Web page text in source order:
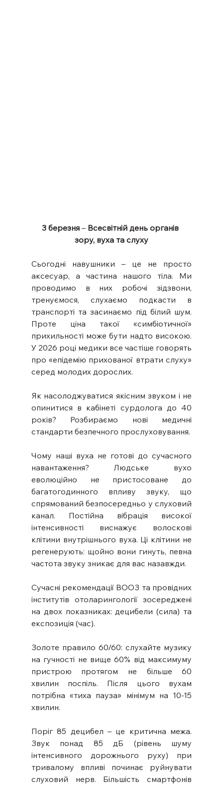
3 березня – Всесвітній день органів
зору, вуха та слуху
Сьогодні навушники – це не просто
аксесуар, а частина нашого тіла. Ми
проводимо в них робочі зідзвони,
тренуємося, слухаємо подкасти в
транспорті та засинаємо під білий шум.
Проте ціна такої «симбіотичної»
прихильності може бути надто високою.
У 2026 році медики все частіше говорять
про «епідемію прихованої втрати слуху»
серед молодих дорослих.
Як насолоджуватися якісним звуком і не
опинитися в кабінеті сурдолога до 40
років? Розбираємо нові медичні
стандарти безпечного прослуховування.
Чому наші вуха не готові до сучасного
навантаження? Людське вухо
еволюційно не пристосоване до
багатогодинного впливу звуку, що
спрямований безпосередньо у слуховий
канал. Постійна вібрація високої
інтенсивності виснажує волоскові
клітини внутрішнього вуха. Ці клітини не
регенерують: щойно вони гинуть, певна
частота звуку зникає для вас назавжди.
Сучасні рекомендації ВООЗ та провідних
інститутів отоларингології зосереджені
на двох показниках: децибели (сила) та
експозиція (час).
Золоте правило 60/60: слухайте музику
на гучності не вище 60% від максимуму
пристрою протягом не більше 60
хвилин поспіль. Після цього вухам
потрібна «тиха пауза» мінімум на 10-15
хвилин.
Поріг 85 децибел – це критична межа.
Звук понад 85 дБ (рівень шуму
інтенсивного дорожнього руху) при
тривалому впливі починає руйнувати
слуховий нерв. Більшість смартфонів